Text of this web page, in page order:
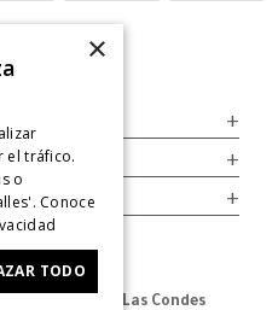
+
+
+
#11281 - Las Condes
×
el tráfico.
o
Conoce
TODO